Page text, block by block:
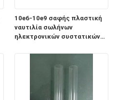
10e6-10e9 σαφής πλαστική
ναυτιλία σωλήνων
ηλεκτρονικών συστατικών